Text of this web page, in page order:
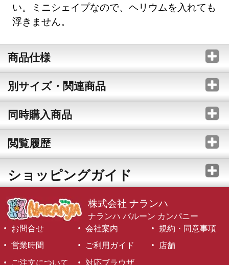
い。ミニシェイプなので、ヘリウムを入れても
浮きません。
商品仕様
別サイズ・関連商品
同時購入商品
閲覧履歴
ショッピングガイド
株式会社 ナランハ
ナランハ バルーン カンパニー
お問合せ
会社案内
規約・同意事項
営業時間
ご利用ガイド
店舗
ご注文について
対応ブラウザ